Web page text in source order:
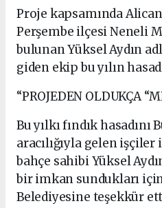
Proje kapsamında
Perşembe ilçesi Neneli
bulunan Yüksel Aydın
giden ekip bu yılın
“PROJEDEN OLDUKÇA
Bu yılkı fındık
aracılığıyla gelen işçiler
bahçe sahibi Yüksel
bir imkan sundukları
Belediyesine teşekkür